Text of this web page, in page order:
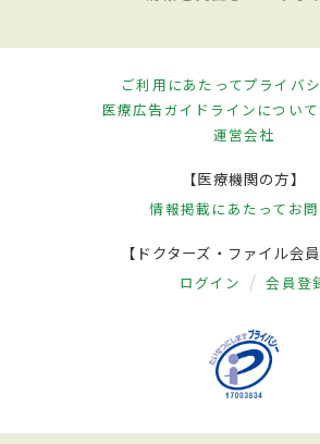
ご利用にあたってプライバ
医療広告ガイドラインについて
運営会社
【医療機関の方】
情報掲載にあたって お
【ドクターズ・ファイル会員
ログイン 会員登